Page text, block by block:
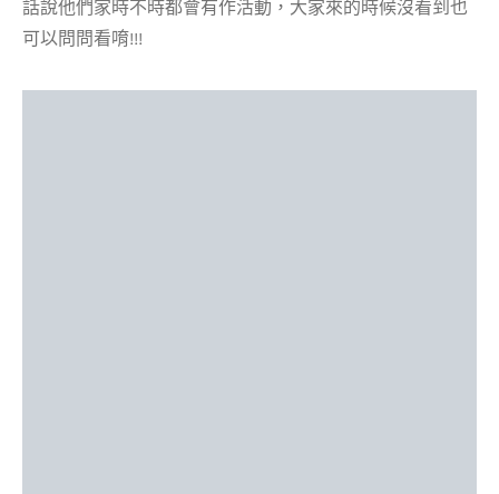
話說他們家時不時都會有作活動，大家來的時候沒看到也
可以問問看唷!!!